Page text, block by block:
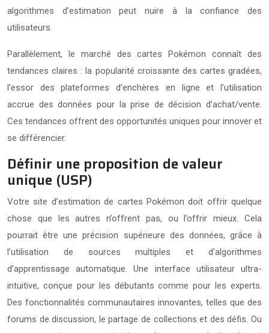
algorithmes d’estimation peut nuire à la confiance des
utilisateurs.
Parallèlement, le marché des cartes Pokémon connaît des
tendances claires : la popularité croissante des cartes gradées,
l’essor des plateformes d’enchères en ligne et l’utilisation
accrue des données pour la prise de décision d’achat/vente.
Ces tendances offrent des opportunités uniques pour innover et
se différencier.
Définir une proposition de valeur
unique (USP)
Votre site d’estimation de cartes Pokémon doit offrir quelque
chose que les autres n’offrent pas, ou l’offrir mieux. Cela
pourrait être une précision supérieure des données, grâce à
l’utilisation de sources multiples et d’algorithmes
d’apprentissage automatique. Une interface utilisateur ultra-
intuitive, conçue pour les débutants comme pour les experts.
Des fonctionnalités communautaires innovantes, telles que des
forums de discussion, le partage de collections et des défis. Ou